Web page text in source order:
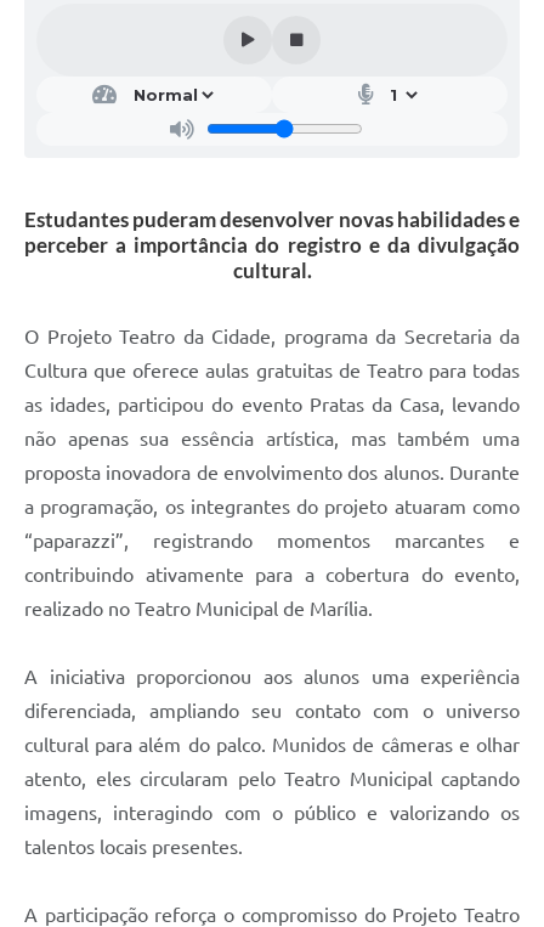
Estudantes puderam desenvolver novas habilidades e
perceber a importância do registro e da divulgação
cultural.
O Projeto Teatro da Cidade, programa da Secretaria da
Cultura que oferece aulas gratuitas de Teatro para todas
as idades, participou do evento Pratas da Casa, levando
não apenas sua essência artística, mas também uma
proposta inovadora de envolvimento dos alunos. Durante
a programação, os integrantes do projeto atuaram como
“paparazzi”, registrando momentos marcantes e
contribuindo ativamente para a cobertura do evento,
realizado no Teatro Municipal de Marília.
A iniciativa proporcionou aos alunos uma experiência
diferenciada, ampliando seu contato com o universo
cultural para além do palco. Munidos de câmeras e olhar
atento, eles circularam pelo Teatro Municipal captando
imagens, interagindo com o público e valorizando os
talentos locais presentes.
A participação reforça o compromisso do Projeto Teatro